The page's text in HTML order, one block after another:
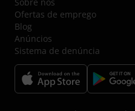
Ofertas de emprego
Blog
Anúncios
Sistema de denúncia